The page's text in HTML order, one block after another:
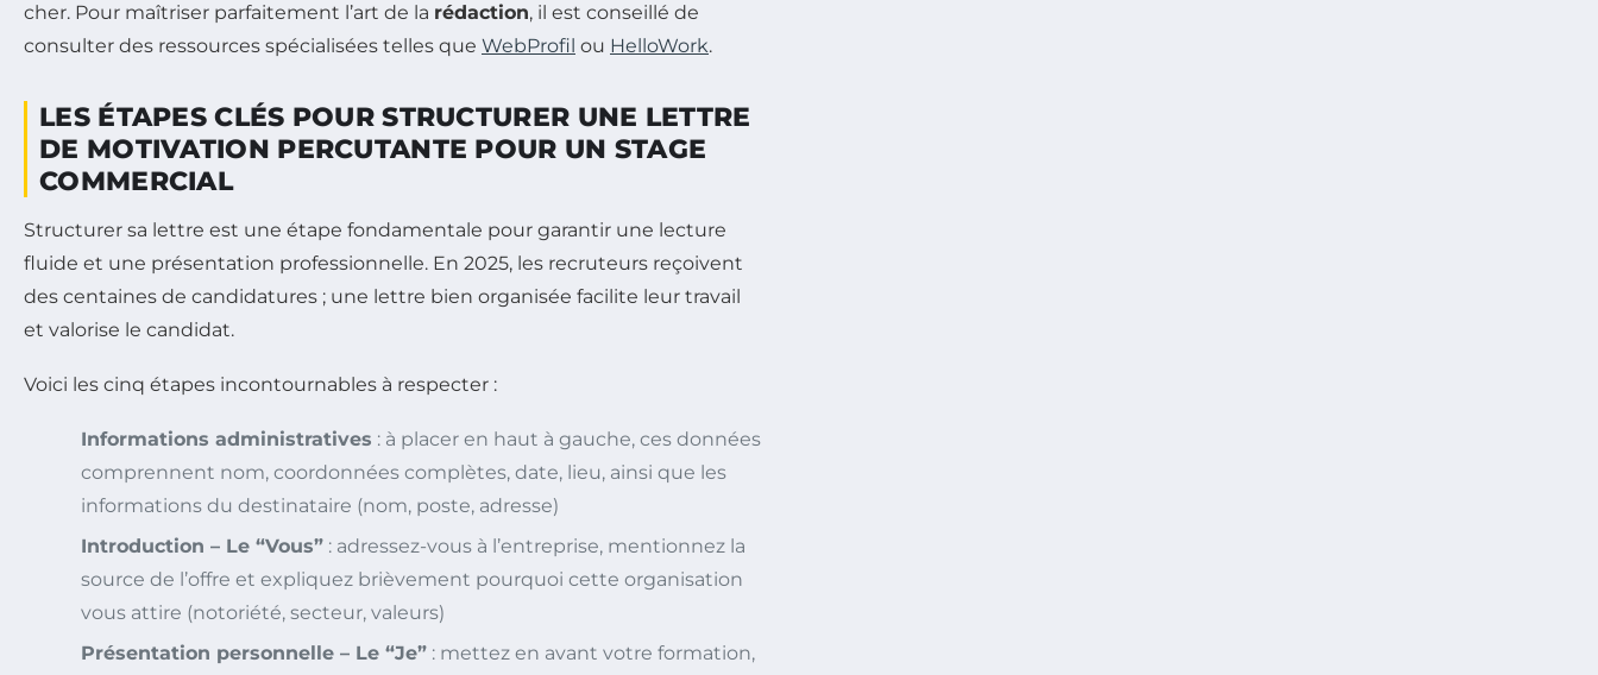
cher. Pour maîtriser parfaitement l’art de la rédaction, il est conseillé de
consulter des ressources spécialisées telles que WebProfil ou HelloWork.
LES ÉTAPES CLÉS POUR STRUCTURER UNE LETTRE
DE MOTIVATION PERCUTANTE POUR UN STAGE
COMMERCIAL
Structurer sa lettre est une étape fondamentale pour garantir une lecture
fluide et une présentation professionnelle. En 2025, les recruteurs reçoivent
des centaines de candidatures ; une lettre bien organisée facilite leur travail
et valorise le candidat.
Voici les cinq étapes incontournables à respecter :
Informations administratives : à placer en haut à gauche, ces données
comprennent nom, coordonnées complètes, date, lieu, ainsi que les
informations du destinataire (nom, poste, adresse)
Introduction – Le “Vous” : adressez-vous à l’entreprise, mentionnez la
source de l’offre et expliquez brièvement pourquoi cette organisation
vous attire (notoriété, secteur, valeurs)
Présentation personnelle – Le “Je” : mettez en avant votre formation,